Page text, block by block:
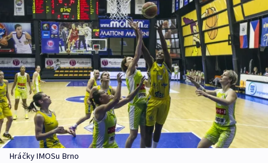
Hráčky IMOSu Brno